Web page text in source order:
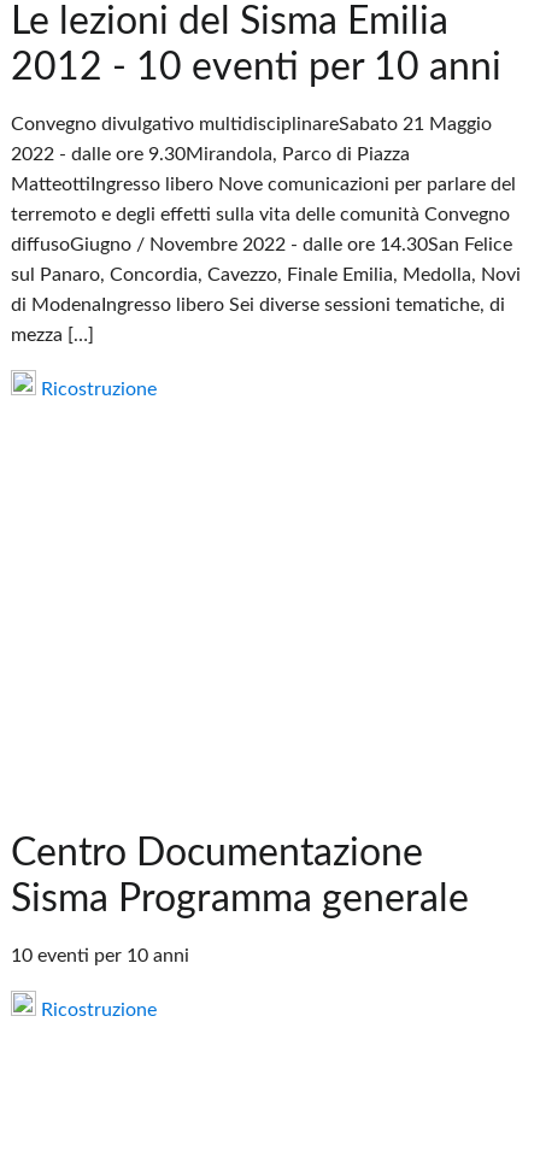
Le lezioni del Sisma Emilia
2012 - 10 eventi per 10 anni
Convegno divulgativo multidisciplinareSabato 21 Maggio
2022 - dalle ore 9.30Mirandola, Parco di Piazza
MatteottiIngresso libero Nove comunicazioni per parlare del
terremoto e degli effetti sulla vita delle comunità Convegno
diffusoGiugno / Novembre 2022 - dalle ore 14.30San Felice
sul Panaro, Concordia, Cavezzo, Finale Emilia, Medolla, Novi
di ModenaIngresso libero Sei diverse sessioni tematiche, di
mezza […]
Ricostruzione
Centro Documentazione
Sisma Programma generale
10 eventi per 10 anni
Ricostruzione